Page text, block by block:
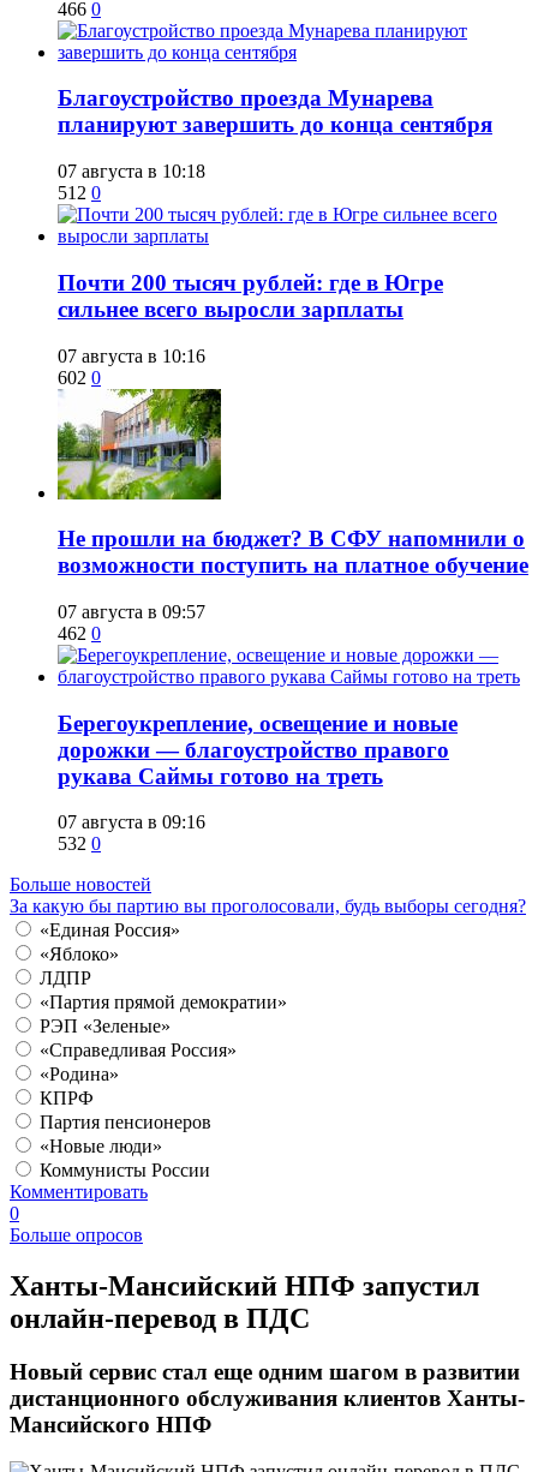
466 0
Благоустройство проезда Мунарева
планируют завершить до конца сентября
07 августа в 10:18
512 0
​Почти 200 тысяч рублей: где в Югре
сильнее всего выросли зарплаты
07 августа в 10:16
602 0
Не прошли на бюджет? В СФУ напомнили о
возможности поступить на платное обучение
07 августа в 09:57
462 0
Берегоукрепление, освещение и новые
дорожки — благоустройство правого
рукава Саймы готово на треть
07 августа в 09:16
532 0
Больше новостей
За какую бы партию вы проголосовали, будь выборы сегодня?
«Единая Россия»
«Яблоко»
ЛДПР
«Партия прямой демократии»
РЭП «Зеленые»
«Справедливая Россия»
«Родина»
КПРФ
Партия пенсионеров
«Новые люди»
Коммунисты России
Комментировать
0
Больше опросов
​Ханты-Мансийский НПФ запустил
онлайн-перевод в ПДС
Новый сервис стал еще одним шагом в развитии
дистанционного обслуживания клиентов Ханты-
Мансийского НПФ